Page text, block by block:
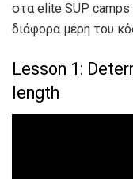
στα elite SUP camps
διάφορα μέρη του
Lesson 1:
length